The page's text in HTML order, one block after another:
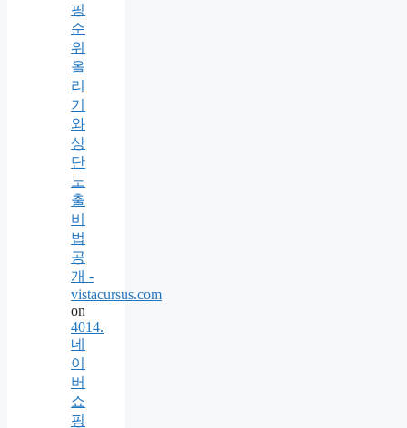
핑
순
위
올
리
기
와
상
단
노
출
비
법
공
개 -
vistacursus.com
on
4014.
네
이
버
쇼
핑